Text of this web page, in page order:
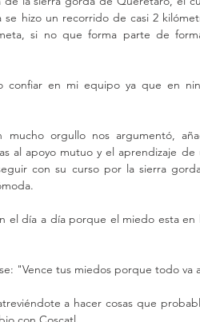
se hizo un recorrido de casi 2
si no que forma parte de
confiar en mi equipo ya que en
mucho orgullo nos argumentó,
al apoyo mutuo y el aprendizaje de
con su curso por la sierra
el día a día porque el miedo esta en
"Vence tus miedos porque todo va
a hacer cosas que